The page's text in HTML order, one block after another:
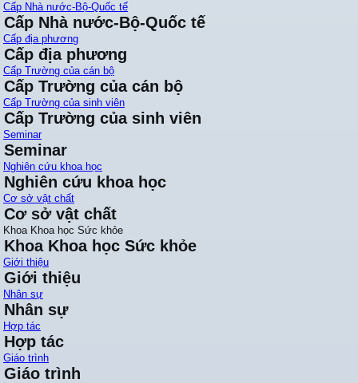
Cấp Nhà nước-Bộ-Quốc tế
Cấp Nhà nước-Bộ-Quốc tế
Cấp địa phương
Cấp địa phương
Cấp Trường của cán bộ
Cấp Trường của cán bộ
Cấp Trường của sinh viên
Cấp Trường của sinh viên
Seminar
Seminar
Nghiên cứu khoa học
Nghiên cứu khoa học
Cơ sở vật chất
Cơ sở vật chất
Khoa Khoa học Sức khỏe
Khoa Khoa học Sức khỏe
Giới thiệu
Giới thiệu
Nhân sự
Nhân sự
Hợp tác
Hợp tác
Giáo trình
Giáo trình